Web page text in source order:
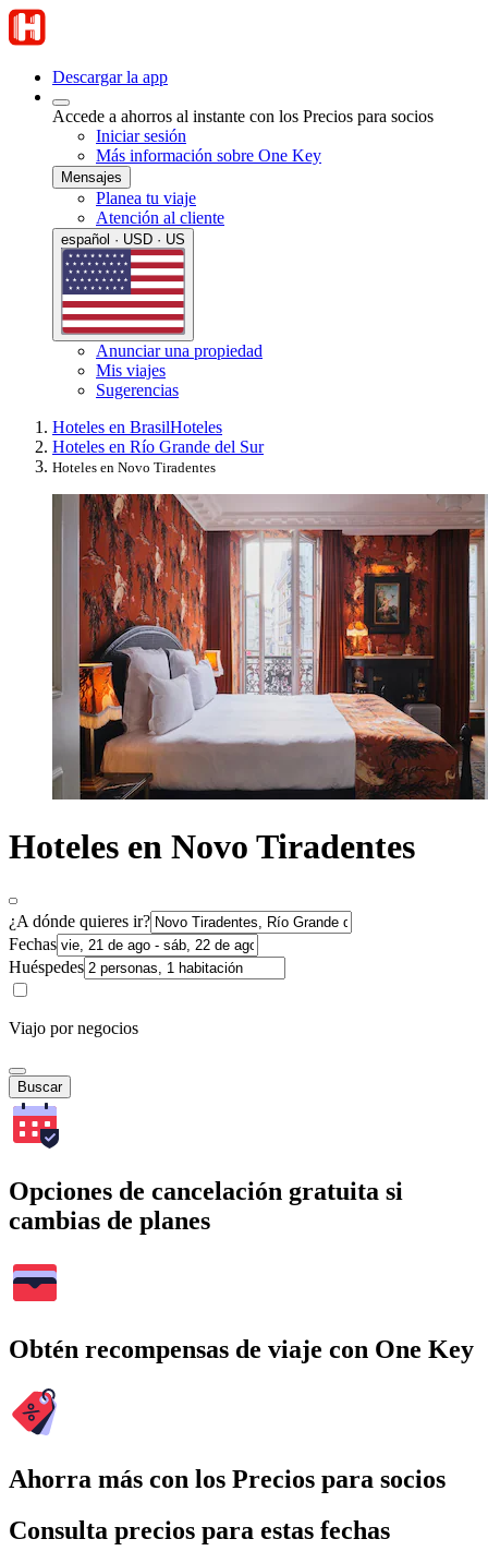
Descargar la app
Accede a ahorros al instante con los Precios para socios
Iniciar sesión
Más información sobre One Key
Mensajes
Planea tu viaje
Atención al cliente
español · USD · US
Anunciar una propiedad
Mis viajes
Sugerencias
Hoteles en BrasilHoteles
Hoteles en Río Grande del Sur
Hoteles en Novo Tiradentes
Hoteles en Novo Tiradentes
¿A dónde quieres ir?
Fechas
Huéspedes
Viajo por negocios
Buscar
Opciones de cancelación gratuita si
cambias de planes
Obtén recompensas de viaje con One Key
Ahorra más con los Precios para socios
Consulta precios para estas fechas